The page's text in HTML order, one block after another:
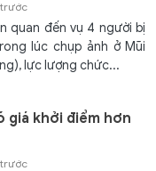
trước
quan đến vụ 4 người bị
lúc chụp ảnh ở Mũi
lực lượng chức...
giá khởi điểm hơn
trước